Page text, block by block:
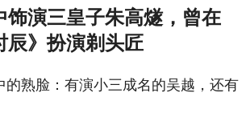
演三皇子朱高燧，曾在
辰》扮演剃头匠